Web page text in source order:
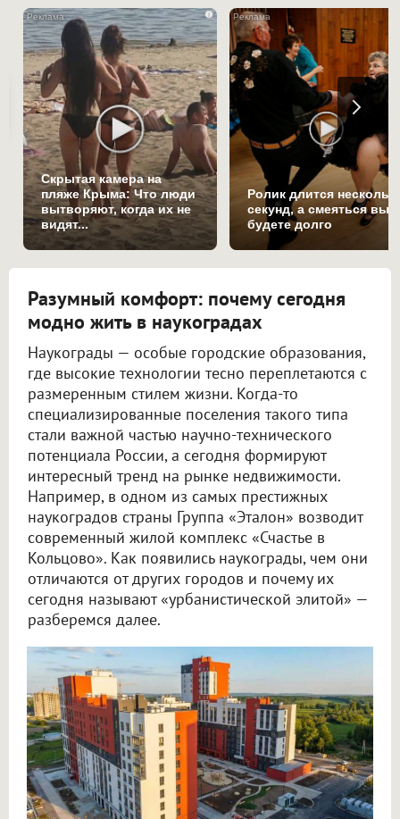
i
Скрытая камера на
пляже Крыма: Что люди
вытворяют, когда их не
видят...
Ролик длится
секунд, а смеяться вы
будете долго
Разумный комфорт: почему сегодня
модно жить в наукоградах
Наукограды — особые городские образования,
где высокие технологии тесно переплетаются с
размеренным стилем жизни. Когда-то
специализированные поселения такого типа
стали важной частью научно-технического
потенциала России, а сегодня формируют
интересный тренд на рынке недвижимости.
Например, в одном из самых престижных
наукоградов страны Группа «Эталон» возводит
современный жилой комплекс «Счастье в
Кольцово». Как появились наукограды, чем они
отличаются от других городов и почему их
сегодня называют «урбанистической элитой» —
разберемся далее.